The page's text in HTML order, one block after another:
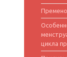
цикла